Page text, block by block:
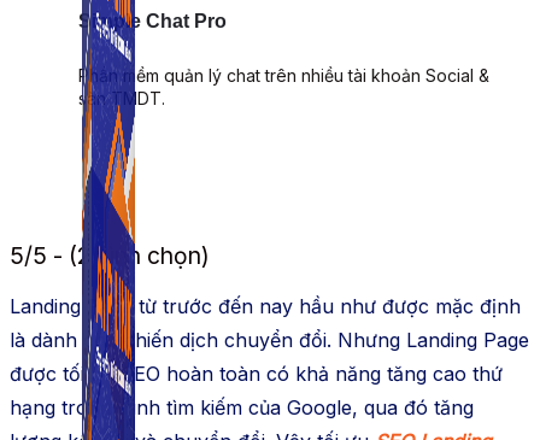
Simple Chat Pro
Phần mềm quản lý chat trên nhiều tài khoản Social &
sàn TMDT.
5/5 - (2 bình chọn)
Landing Page từ trước đến nay hầu như được mặc định
là dành cho chiến dịch chuyển đổi. Nhưng Landing Page
được tối ưu SEO hoàn toàn có khả năng tăng cao thứ
hạng trong trình tìm kiếm của Google, qua đó tăng